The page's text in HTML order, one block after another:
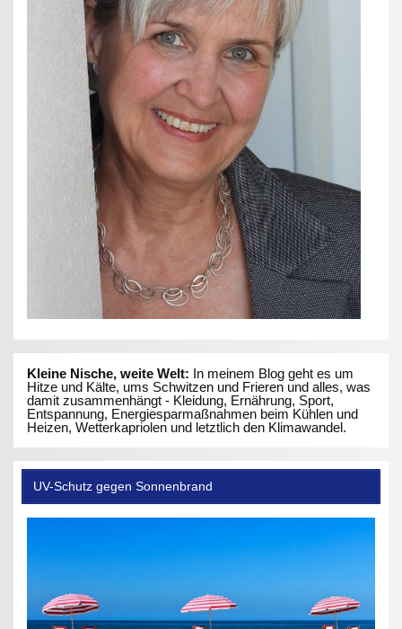
Kleine Nische, weite Welt: In meinem Blog geht es um
Hitze und Kälte, ums Schwitzen und Frieren und alles, was
damit zusammenhängt - Kleidung, Ernährung, Sport,
Entspannung, Energiesparmaßnahmen beim Kühlen und
Heizen, Wetterkapriolen und letztlich den Klimawandel.
UV-Schutz gegen Sonnenbrand